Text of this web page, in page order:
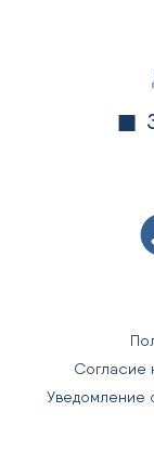
Согласие
Уведомление